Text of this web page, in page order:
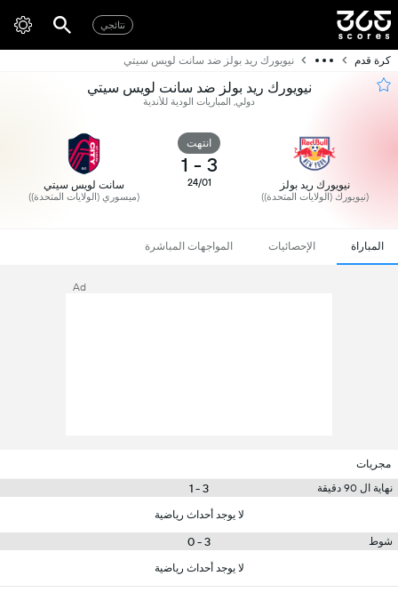
نتائجي
كرة قدم نيويورك ريد بولز ضد سانت لويس سيتي
نيويورك ريد بولز ضد سانت لويس سيتي
دولي, المباريات الودية للأندية
نيويورك ريد بولز
(نيويورك (الولايات المتحدة))
انتهت
3
-
1
24/01 سانت لويس سيتي
(ميسوري (الولايات المتحدة))
المباراة الإحصائيات المواجهات المباشرة
Ad
مجريات
نهاية ال 90 دقيقة
3 - 1
لا يوجد أحداث رياضية
شوط 3 - 0
لا يوجد أحداث رياضية